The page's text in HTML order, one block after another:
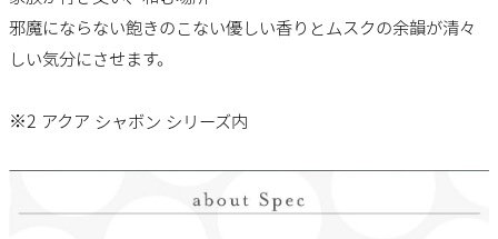
邪魔にならない飽きのこない優しい香りとムスクの余韻が清々
しい気分にさせます。
※2 アクア シャボン シリーズ内